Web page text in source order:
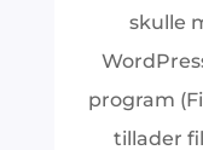
skulle
program
tillader